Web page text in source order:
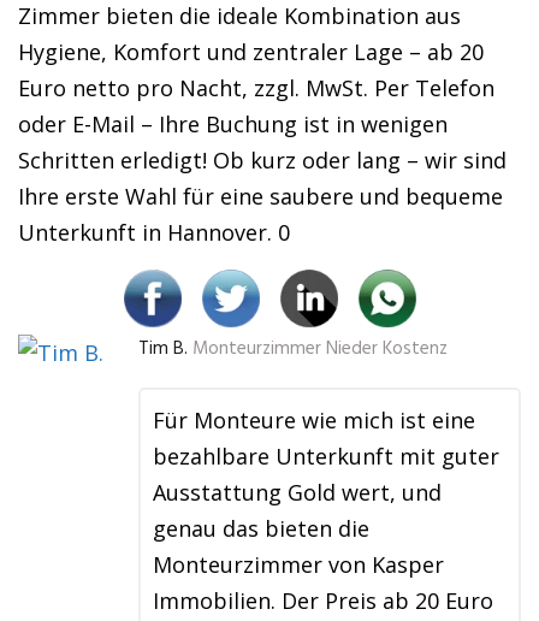
Zimmer bieten die ideale Kombination aus
Hygiene, Komfort und zentraler Lage – ab 20
Euro netto pro Nacht, zzgl. MwSt. Per Telefon
oder E-Mail – Ihre Buchung ist in wenigen
Schritten erledigt! Ob kurz oder lang – wir sind
Ihre erste Wahl für eine saubere und bequeme
Unterkunft in Hannover. 0
Tim B. Monteurzimmer Nieder Kostenz
Für Monteure wie mich ist eine
bezahlbare Unterkunft mit guter
Ausstattung Gold wert, und
genau das bieten die
Monteurzimmer von Kasper
Immobilien. Der Preis ab 20 Euro